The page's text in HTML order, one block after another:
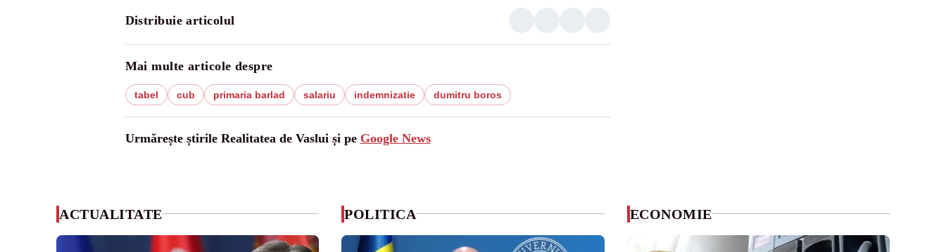
Distribuie articolul
Mai multe articole despre
tabel cub primaria barlad salariu indemnizatie dumitru boros
Urmărește știrile Realitatea de Vaslui și pe Google News
ACTUALITATE POLITICA ECONOMIE